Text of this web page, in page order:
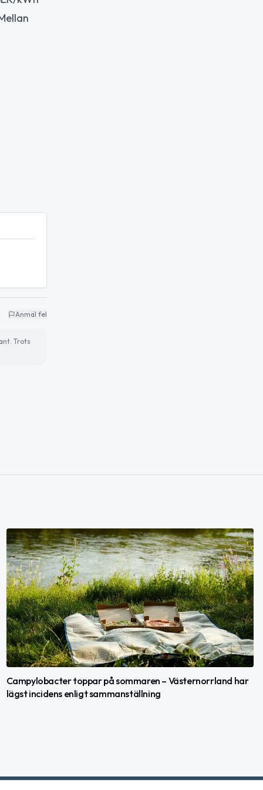
Anmäl fel
Trots
Campylobacter toppar på sommaren – Västernorrland har
lägst incidens enligt sammanställning